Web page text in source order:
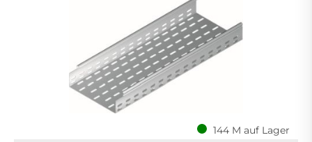
144 M auf Lager